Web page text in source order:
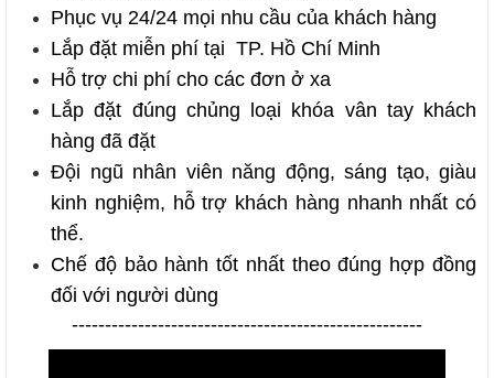
Phục vụ 24/24 mọi nhu cầu của khách hàng
Lắp đặt miễn phí tại TP. Hồ Chí Minh
Hỗ trợ chi phí cho các đơn ở xa
Lắp đặt đúng chủng loại khóa vân taykhách
hàng đã đặt
Đội ngũ nhân viên năng động, sáng tạo, giàu
kinh nghiệm, hỗ trợ khách hàng nhanh nhất có
thể.
Chế độ bảo hành tốt nhất theo đúng hợp đồng
đối với người dùng
-----------------------------------------------------